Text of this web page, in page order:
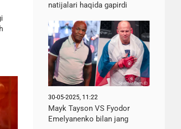
natijalari haqida gapirdi
30-05-2025, 11:22
Mayk Tayson VS Fyodor
Emelyanenko bilan jang